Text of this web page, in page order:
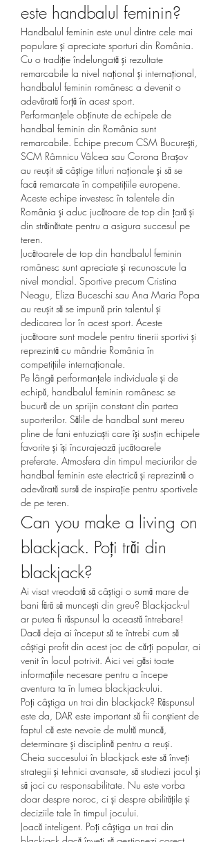
este handbalul feminin?
Handbalul feminin este unul dintre cele mai
populare și apreciate sporturi din România.
Cu o tradiție îndelungată și rezultate
remarcabile la nivel național și internațional,
handbalul feminin românesc a devenit o
adevărată forță în acest sport.
Performanțele obținute de echipele de
handbal feminin din România sunt
remarcabile. Echipe precum CSM București,
SCM Râmnicu Vâlcea sau Corona Brașov
au reușit să câștige titluri naționale și să se
facă remarcate în competițiile europene.
Aceste echipe investesc în talentele din
România și aduc jucătoare de top din țară și
din străinătate pentru a asigura succesul pe
teren.
Jucătoarele de top din handbalul feminin
românesc sunt apreciate și recunoscute la
nivel mondial. Sportive precum Cristina
Neagu, Eliza Buceschi sau Ana Maria Popa
au reușit să se impună prin talentul și
dedicarea lor în acest sport. Aceste
jucătoare sunt modele pentru tinerii sportivi și
reprezintă cu mândrie România în
competițiile internaționale.
Pe lângă performanțele individuale și de
echipă, handbalul feminin românesc se
bucură de un sprijin constant din partea
suporterilor. Sălile de handbal sunt mereu
pline de fani entuziaști care își susțin echipele
favorite și își încurajează jucătoarele
preferate. Atmosfera din timpul meciurilor de
handbal feminin este electrică și reprezintă o
adevărată sursă de inspirație pentru sportivele
de pe teren.
Can you make a living on
blackjack. Poți trăi din
blackjack?
Ai visat vreodată să câștigi o sumă mare de
bani fără să muncești din greu? Blackjack-ul
ar putea fi răspunsul la această întrebare!
Dacă deja ai început să te întrebi cum să
câștigi profit din acest joc de cărți popular, ai
venit în locul potrivit. Aici vei găsi toate
informațiile necesare pentru a începe
aventura ta în lumea blackjack-ului.
Poți câștiga un trai din blackjack? Răspunsul
este da, DAR este important să fii conștient de
faptul că este nevoie de multă muncă,
determinare și disciplină pentru a reuși.
Cheia succesului în blackjack este să înveți
strategii și tehnici avansate, să studiezi jocul și
să joci cu responsabilitate. Nu este vorba
doar despre noroc, ci și despre abilitățile și
deciziile tale în timpul jocului.
Joacă inteligent. Poți câștiga un trai din